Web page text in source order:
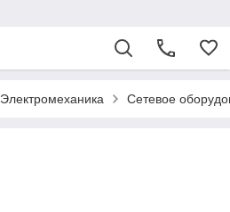
Электромеханика Сетевое